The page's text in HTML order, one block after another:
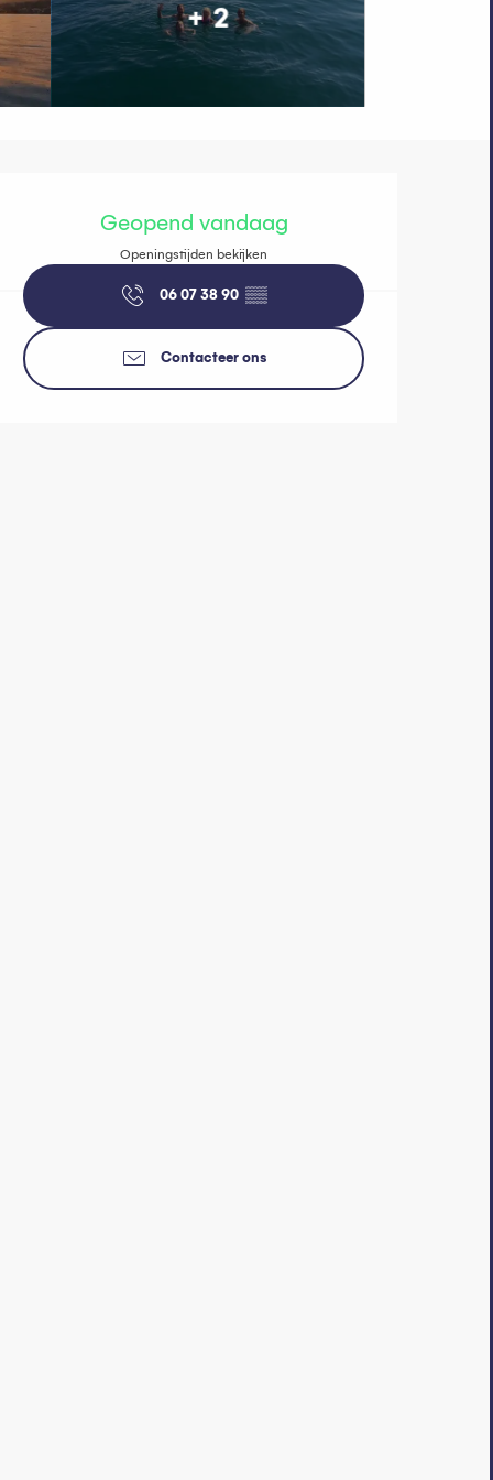
+ 2
Geopend vandaag
Openingstijden bekijken
06 07 38 90 ▒▒
Contacteer ons